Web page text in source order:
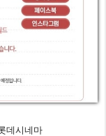
데시네마